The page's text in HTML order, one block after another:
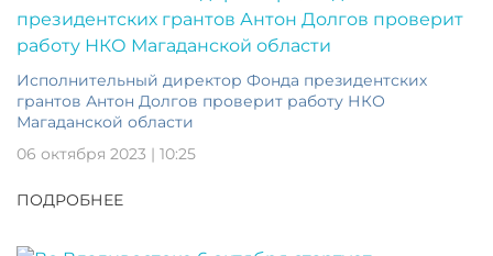
Исполнительный директор Фонда президентских
грантов Антон Долгов проверит работу НКО
Магаданской области
06 октября 2023 | 10:25
ПОДРОБНЕЕ